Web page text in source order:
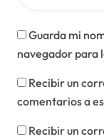
Guarda mi
navegador para
Recibir un
comentarios a
Recibir un